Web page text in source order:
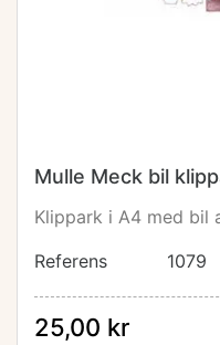
Mulle Meck bil
Klippark i A4 med bil
Referens
1079
25,00 kr